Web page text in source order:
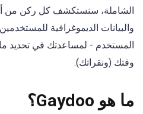
الشاملة، سنستكشف كل ركن من
والبيانات الديموغرافية
وقتك (ونقراتك).
ما هو Gaydoo؟